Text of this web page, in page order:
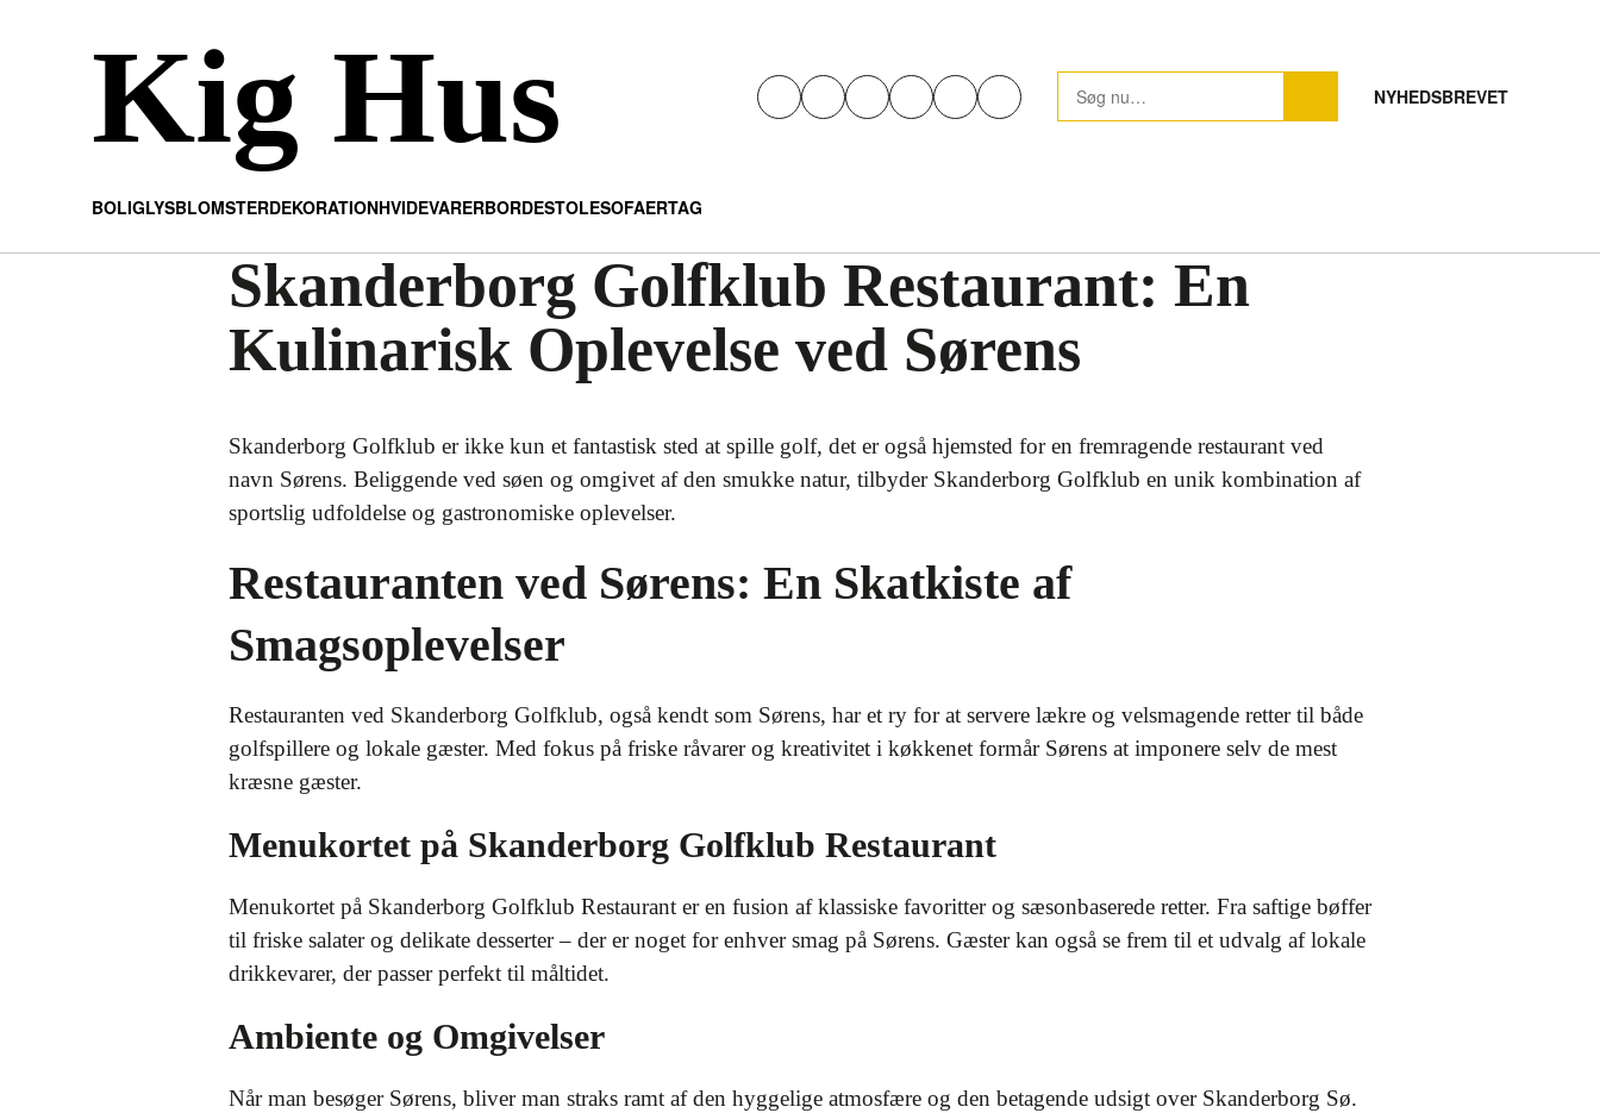
Kig Hus NYHEDSBREVET
BOLIGLYSBLOMSTERDEKORATIONHVIDEVARERBORDESTOLESOFAERTAG
Skanderborg Golfklub Restaurant: En
Kulinarisk Oplevelse ved Sørens
Skanderborg Golfklub er ikke kun et fantastisk sted at spille golf, det er også hjemsted for en fremragende restaurant ved
navn Sørens. Beliggende ved søen og omgivet af den smukke natur, tilbyder Skanderborg Golfklub en unik kombination af
sportslig udfoldelse og gastronomiske oplevelser.
Restauranten ved Sørens: En Skatkiste af
Smagsoplevelser
Restauranten ved Skanderborg Golfklub, også kendt som Sørens, har et ry for at servere lækre og velsmagende retter til både
golfspillere og lokale gæster. Med fokus på friske råvarer og kreativitet i køkkenet formår Sørens at imponere selv de mest
kræsne gæster.
Menukortet på Skanderborg Golfklub Restaurant
Menukortet på Skanderborg Golfklub Restaurant er en fusion af klassiske favoritter og sæsonbaserede retter. Fra saftige bøffer
til friske salater og delikate desserter – der er noget for enhver smag på Sørens. Gæster kan også se frem til et udvalg af lokale
drikkevarer, der passer perfekt til måltidet.
Ambiente og Omgivelser
Når man besøger Sørens, bliver man straks ramt af den hyggelige atmosfære og den betagende udsigt over Skanderborg Sø.